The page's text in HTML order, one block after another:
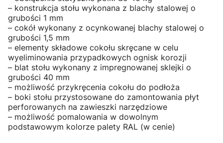
– konstrukcja stołu wykonana z blachy stalowej o
grubości 1 mm
– cokół wykonany z ocynkowanej blachy stalowej o
grubości 1,5 mm
– elementy składowe cokołu skręcane w celu
wyeliminowania przypadkowych ognisk korozji
– blat stołu wykonany z impregnowanej sklejki o
grubości 40 mm
– możliwość przykręcenia cokołu do podłoża
– boki stołu przystosowane do zamontowania płyt
perforowanych na zawieszki narzędziowe
– możliwość pomalowania w dowolnym
podstawowym kolorze palety RAL (w cenie)